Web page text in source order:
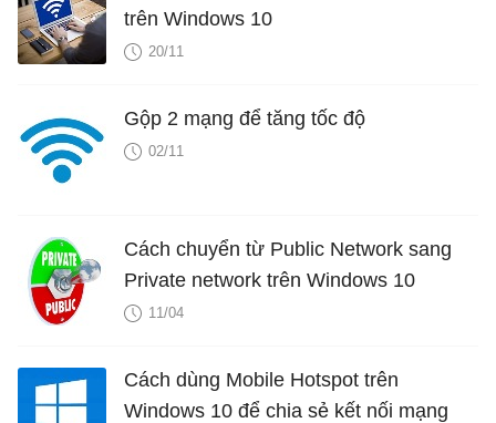
trên Windows 10
20/11
Gộp 2 mạng để tăng tốc độ
02/11
Cách chuyển từ Public Network sang
Private network trên Windows 10
11/04
Cách dùng Mobile Hotspot trên
Windows 10 để chia sẻ kết nối mạng